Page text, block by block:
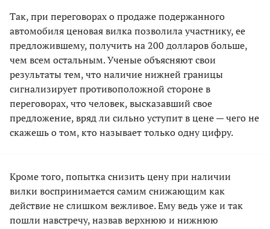
Так, при переговорах о продаже подержанного
автомобиля ценовая вилка позволила участнику, ее
предложившему, получить на 200 долларов больше,
чем всем остальным. Ученые объясняют свои
результаты тем, что наличие нижней границы
сигнализирует противоположной стороне в
переговорах, что человек, высказавший свое
предложение, вряд ли сильно уступит в цене — чего не
скажешь о том, кто называет только одну цифру.
Кроме того, попытка снизить цену при наличии
вилки воспринимается самим снижающим как
действие не слишком вежливое. Ему ведь уже и так
пошли навстречу, назвав верхнюю и нижнюю